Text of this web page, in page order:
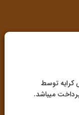
کرایه توسط
میباشد.